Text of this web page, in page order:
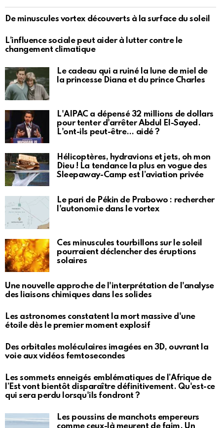
De minuscules vortex découverts à la surface du soleil
L’influence sociale peut aider à lutter contre le
changement climatique
Le cadeau qui a ruiné la lune de miel de
la princesse Diana et du prince Charles
L'AIPAC a dépensé 32 millions de dollars
pour tenter d'arrêter Abdul El-Sayed.
L'ont-ils peut-être… aidé ?
Hélicoptères, hydravions et jets, oh mon
Dieu ! La tendance la plus en vogue des
Sleepaway-Camp est l’aviation privée
Le pari de Pékin de Prabowo : rechercher
l'autonomie dans le vortex
Ces minuscules tourbillons sur le soleil
pourraient déclencher des éruptions
solaires
Une nouvelle approche de l'interprétation de l'analyse
des liaisons chimiques dans les solides
Les astronomes constatent la mort massive d'une
étoile dès le premier moment explosif
Des orbitales moléculaires imagées en 3D, ouvrant la
voie aux vidéos femtosecondes
Les sommets enneigés emblématiques de l’Afrique de
l’Est vont bientôt disparaître définitivement. Qu'est-ce
qui sera perdu lorsqu'ils fondront ?
Les poussins de manchots empereurs
comme ceux-là meurent de faim. Un